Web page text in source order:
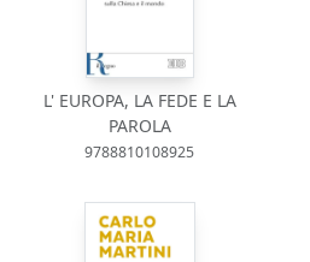
L' EUROPA, LA FEDE E LA
PAROLA
9788810108925